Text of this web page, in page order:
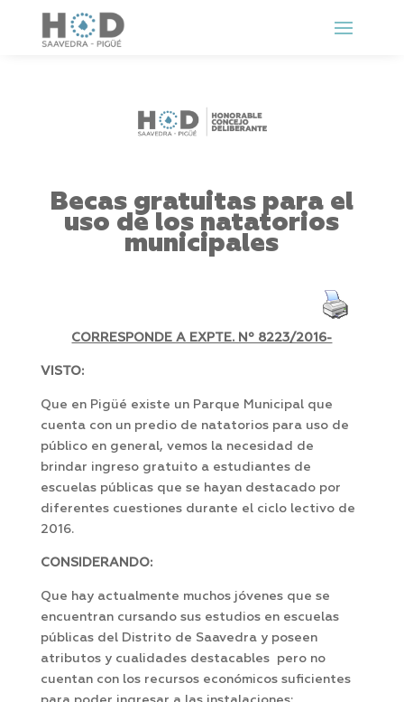
Becas gratuitas para el
uso de los natatorios
municipales
CORRESPONDE A EXPTE. Nº 8223/2016-
VISTO:
Que en Pigüé existe un Parque Municipal que
cuenta con un predio de natatorios para uso de
público en general, vemos la necesidad de
brindar ingreso gratuito a estudiantes de
escuelas públicas que se hayan destacado por
diferentes cuestiones durante el ciclo lectivo de
2016.
CONSIDERANDO:
Que hay actualmente muchos jóvenes que se
encuentran cursando sus estudios en escuelas
públicas del Distrito de Saavedra y poseen
atributos y cualidades destacables pero no
cuentan con los recursos económicos suficientes